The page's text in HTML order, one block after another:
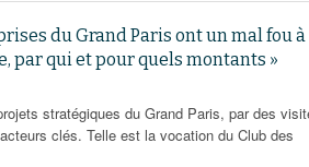
du Grand Paris ont un mal fou à
par qui et pour quels montants »
stratégiques du Grand Paris, par des
clés. Telle est la vocation du Club des